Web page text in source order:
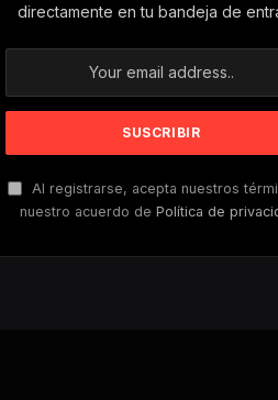
directamente en tu bandeja de
Al registrarse, acepta nuestros
nuestro acuerdo dePolítica de